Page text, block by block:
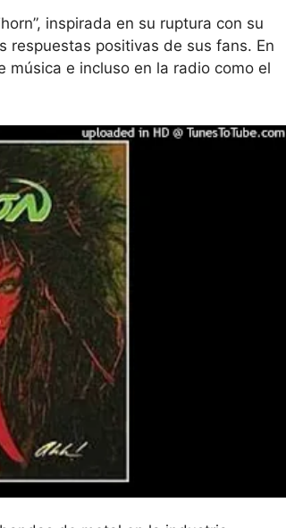
inspirada en su ruptura con su
respuestas positivas de sus fans. En
música e incluso en la radio como el